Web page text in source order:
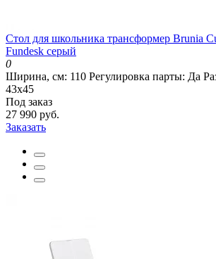
Стол для школьника трансформер Brunia
Fundesk серый
0
Ширина, см: 110 Регулировка парты: Да
43х45
Под заказ
27 990 руб.
Заказать